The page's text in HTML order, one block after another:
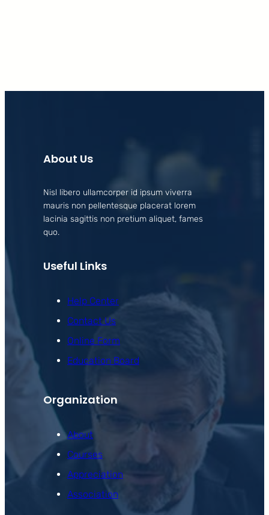
About Us
Nisl libero ullamcorper id ipsum viverra
mauris non pellentesque placerat lorem
lacinia sagittis non pretium aliquet, fames
quo.
Useful Links
Help Center
Contact Us
Online Form
Education Board
Organization
About
Courses
Appreciation
Association